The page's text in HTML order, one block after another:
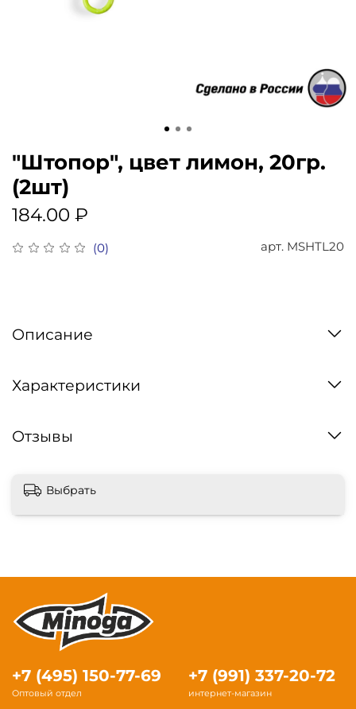
(0) арт. MSHTL20
"Штопор", цвет лимон, 20гр.
(2шт)
184.00 ₽
Описание
Характеристики
Отзывы
Выбрать
+7 (495) 150-77-69
Оптовый отдел
+7 (991) 337-20-72
интернет-магазин